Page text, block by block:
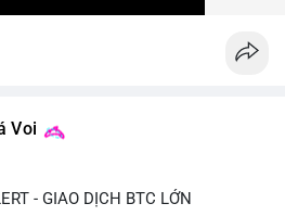
đủ tại dòng thời gian của Vlike.vn!
Voi
- GIAO DỊCH BTC LỚN